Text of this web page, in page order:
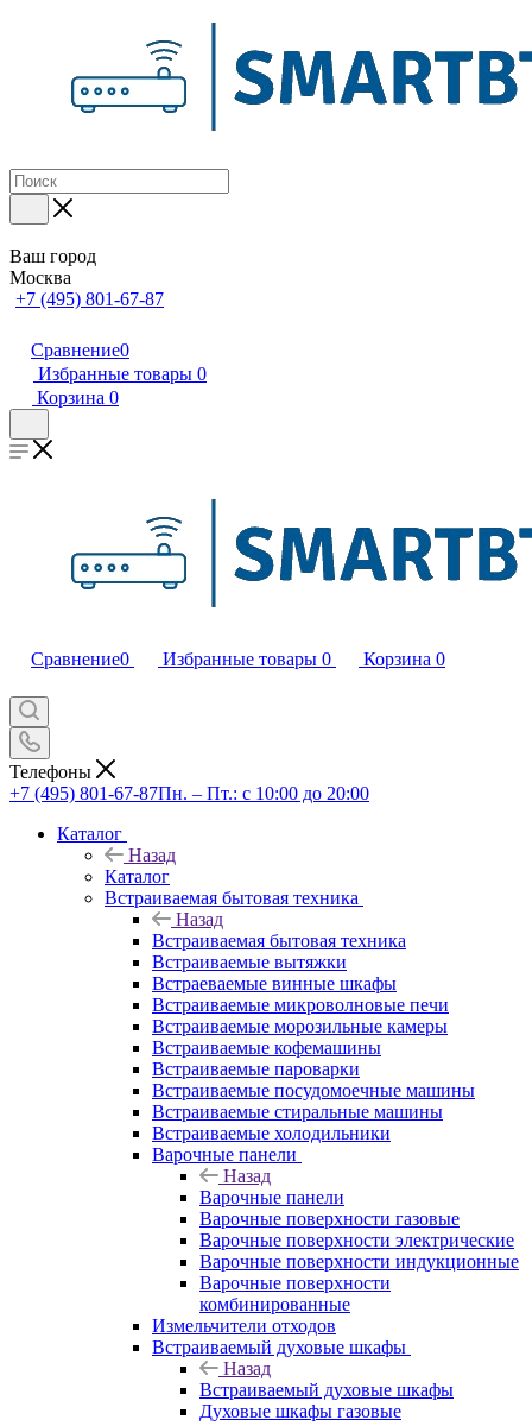
Ваш город
Москва
+7 (495) 801-67-87
Сравнение0
Избранные товары 0
Корзина 0
Сравнение0 Избранные товары 0 Корзина 0
Телефоны
+7 (495) 801-67-87Пн. – Пт.: с 10:00 до 20:00
Каталог
Назад
Каталог
Встраиваемая бытовая техника
Назад
Встраиваемая бытовая техника
Встраиваемые вытяжки
Встраеваемые винные шкафы
Встраиваемые микроволновые печи
Встраиваемые морозильные камеры
Встраиваемые кофемашины
Встраиваемые пароварки
Встраиваемые посудомоечные машины
Встраиваемые стиральные машины
Встраиваемые холодильники
Варочные панели
Назад
Варочные панели
Варочные поверхности газовые
Варочные поверхности электрические
Варочные поверхности индукционные
Варочные поверхности
комбинированные
Измельчители отходов
Встраиваемый духовые шкафы
Назад
Встраиваемый духовые шкафы
Духовые шкафы газовые